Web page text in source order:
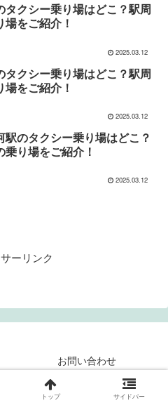
タクシー乗り場はどこ？駅周
場をご紹介！
2025.03.12
タクシー乗り場はどこ？駅周
場をご紹介！
2025.03.12
駅のタクシー乗り場はどこ？
乗り場をご紹介！
2025.03.12
ーリンク
お問い合わせ
ミクログ.
トップ サイドバー